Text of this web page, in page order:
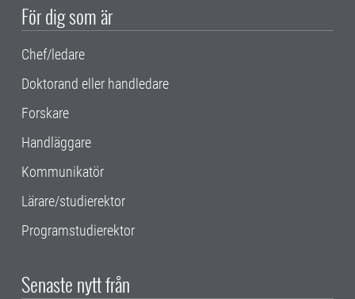
För dig som är
Chef/ledare
Doktorand eller handledare
Forskare
Handläggare
Kommunikatör
Lärare/studierektor
Programstudierektor
Senaste nytt från